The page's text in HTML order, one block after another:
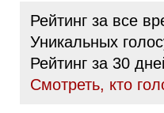
Рейтинг за все
Уникальных
Рейтинг за 30
Cмотреть, кто